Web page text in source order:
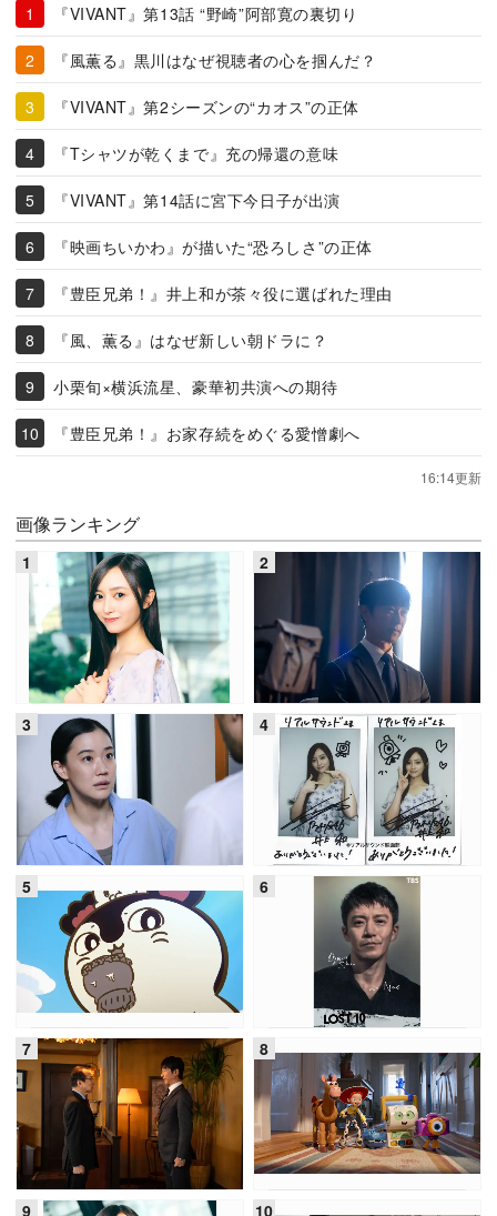
『VIVANT』第13話 “野崎”阿部寛の裏切り
『風薫る』黒川はなぜ視聴者の心を掴んだ？
『VIVANT』第2シーズンの“カオス”の正体
『Tシャツが乾くまで』充の帰還の意味
『VIVANT』第14話に宮下今日子が出演
『映画ちいかわ』が描いた“恐ろしさ”の正体
『豊臣兄弟！』井上和が茶々役に選ばれた理由
『風、薫る』はなぜ新しい朝ドラに？
小栗旬×横浜流星、豪華初共演への期待
『豊臣兄弟！』お家存続をめぐる愛憎劇へ
16:14更新
画像ランキング